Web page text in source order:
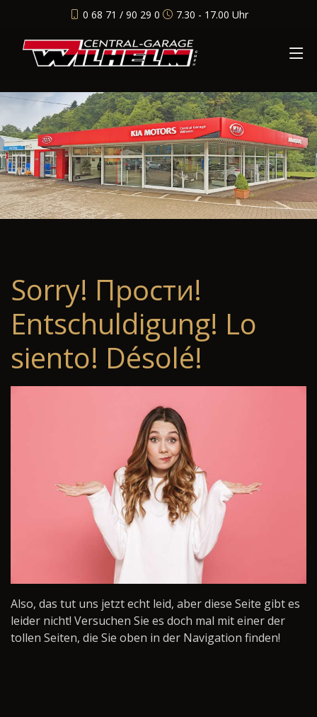
0 68 71 / 90 29 0 7.30 - 17.00 Uhr
Sorry! Прости!
Entschuldigung! Lo
siento! Désolé!
Also, das tut uns jetzt echt leid, aber diese Seite gibt es
leider nicht! Versuchen Sie es doch mal mit einer der
tollen Seiten, die Sie oben in der Navigation finden!